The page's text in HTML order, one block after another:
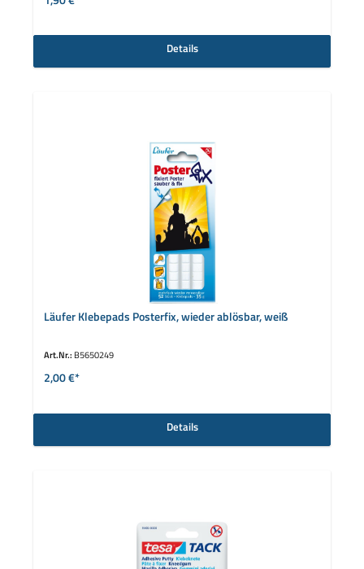
Details
Läufer Klebepads Posterfix, wieder ablösbar, weiß
Art.Nr.: B5650249
2,00 €*
Details